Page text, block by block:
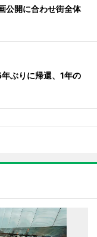
公開に合わせ街全体
ぶりに帰還、1年の